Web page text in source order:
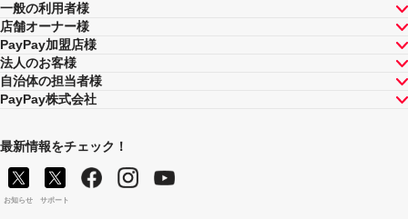
スマートフォンやPCその他デバイスを問わず、PayPay
決済を利用した「PayPay残高」でのお支払いである場合
には、本キャンペーンの対象となります。
対象のお支払い方法にてお支払いいただいた際に、仮に
本キャンペーンを適用すると、本キャンペーンによるキ
ャンペーン期間中のPayPayボーナスの付与額が合計
100,000円相当となるよう付与いたします（付与額の合計
がキャンペーン期間中100,000円相当を超えることはござ
いません）。
同時開催する他の抽選キャンペーンは、当社が指定する
一般の利用者様
店舗オーナー様
PayPay加盟店様
法人のお客様
自治体の担当者様
PayPay株式会社
最新情報をチェック！
お知らせ サポート